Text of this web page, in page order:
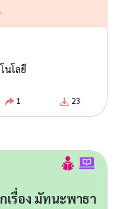
นโลยี
1 23
เรื่อง มัทนะพาธา